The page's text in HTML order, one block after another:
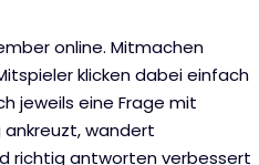
online. Mitmachen
klicken dabei einfach
jeweils eine Frage mit
wandert
richtig antworten verbessert